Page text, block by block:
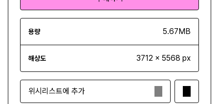
용량 5.67MB
해상도 3712 x 5568 px
위시리스트에 추가